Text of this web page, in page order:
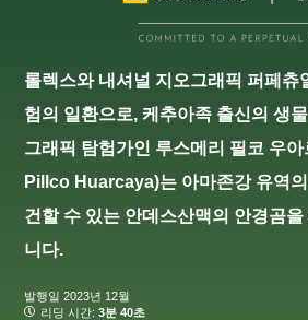
롤렉스와 내셔널 지오그래픽 퍼페츄
험의 일환으로, 케추아족 출신의 생
그래픽 탐험가인 루스메리 필코 우
Pillco Huarcaya)는 아마존강 유역
건할 수 있는 안데스산맥의 안경곰
니다.
발행일 2023년 12월
리딩 시간: 3분 40초